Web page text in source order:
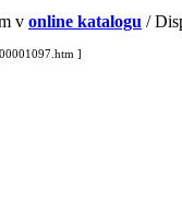
v online katalogu /
]